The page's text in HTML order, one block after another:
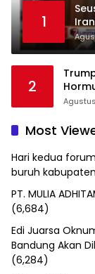
1
2
Most
Hari kedua
buruh
PT. MULIA
(6,684)
Edi Juarsa
Bandung Akan
(6,284)